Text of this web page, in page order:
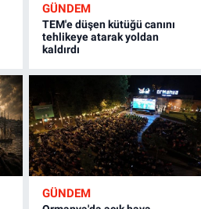
GÜNDEM
TEM'e düşen kütüğü canını
tehlikeye atarak yoldan
kaldırdı
GÜNDEM